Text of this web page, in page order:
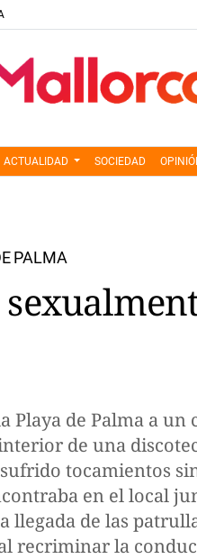
ACTUALIDAD SOCIEDAD
PALMA
Playa de Palma a
de una
tocamientos
en el local
llegada de las
recriminar la